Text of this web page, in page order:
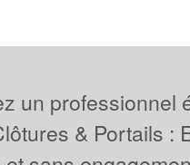
un professionnel
& Portails :